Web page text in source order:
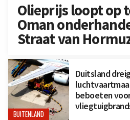
Olieprijs loopt op
Oman
Straat van
BUITENLAND
Duitsland
beboeten